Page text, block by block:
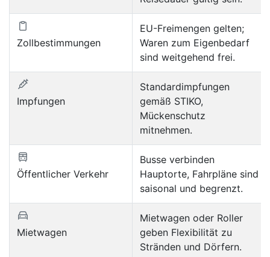
Zollbestimmungen
EU-Freimengen gelten;
Waren zum Eigenbedarf
sind weitgehend frei.
Impfungen
Standardimpfungen
gemäß STIKO,
Mückenschutz
mitnehmen.
Öffentlicher Verkehr
Busse verbinden
Hauptorte, Fahrpläne sind
saisonal und begrenzt.
Mietwagen
Mietwagen oder Roller
geben Flexibilität zu
Stränden und Dörfern.